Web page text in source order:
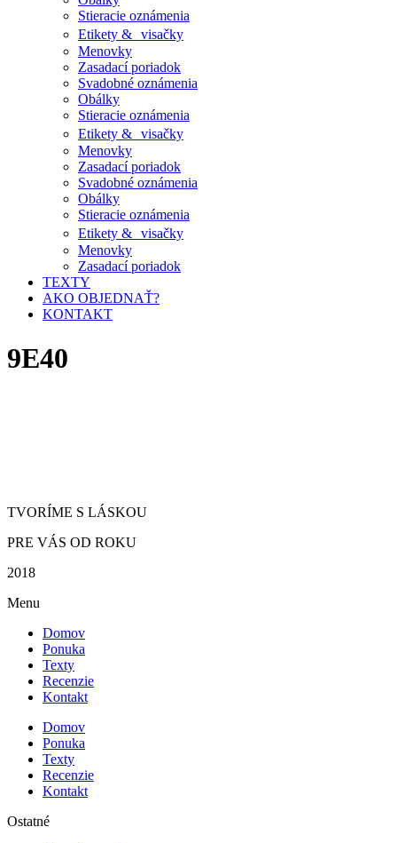
Stieracie oznámenia
Etikety & visačky
Menovky
Zasadací poriadok
Svadobné oznámenia
Obálky
Stieracie oznámenia
Etikety & visačky
Menovky
Zasadací poriadok
Svadobné oznámenia
Obálky
Stieracie oznámenia
Etikety & visačky
Menovky
Zasadací poriadok
TEXTY
AKO OBJEDNAŤ?
KONTAKT
9E40
TVORÍME S LÁSKOU
PRE VÁS OD ROKU
2018
Menu
Domov
Ponuka
Texty
Recenzie
Kontakt
Domov
Ponuka
Texty
Recenzie
Kontakt
Ostatné